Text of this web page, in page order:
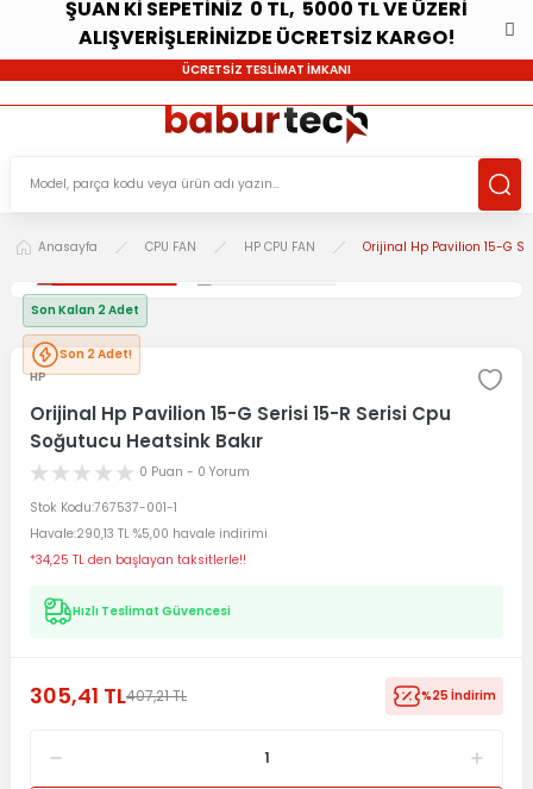
ŞUAN Kİ SEPETİNİZ 0 TL, 5000 TL VE ÜZERİ
ALIŞVERİŞLERİNİZDE ÜCRETSİZ KARGO!
ÜCRETSİZ TESLİMAT İMKANI
Anasayfa CPU FAN HP CPU FAN Orijinal Hp Pavilion 15-G
Son Kalan 2 Adet
Son 2 Adet!
HP
Orijinal Hp Pavilion 15-G Serisi 15-R Serisi Cpu
Soğutucu Heatsink Bakır
0 Puan - 0 Yorum
Stok Kodu 767537-001-1
Havale 290,13 TL %5,00 havale indirimi
*34,25 TL den başlayan taksitlerle!!
Hızlı Teslimat Güvencesi
305,41 TL407,21 TL %25 İndirim